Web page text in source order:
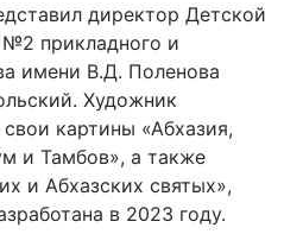
директор Детской
прикладного и
имени В.Д. Поленова
Художник
картины «Абхазия,
и Тамбов», а также
и Абхазских святых»,
в 2023 году.